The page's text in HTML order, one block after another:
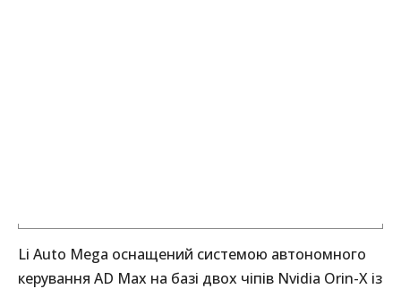
Li Auto Mega оснащений системою автономного
керування AD Max на базі двох чіпів Nvidia Orin-X із